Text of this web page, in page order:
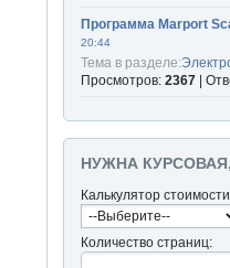
Программа Marport
20:44
Тема в разделе:
Просмотров:2367 |
НУЖНА
Калькулятор стоимости
Количество страниц: